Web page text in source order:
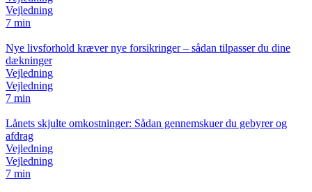
Vejledning
7 min
Nye livsforhold kræver nye forsikringer – sådan tilpasser du dine
dækninger
Vejledning
Vejledning
7 min
Lånets skjulte omkostninger: Sådan gennemskuer du gebyrer og
afdrag
Vejledning
Vejledning
7 min